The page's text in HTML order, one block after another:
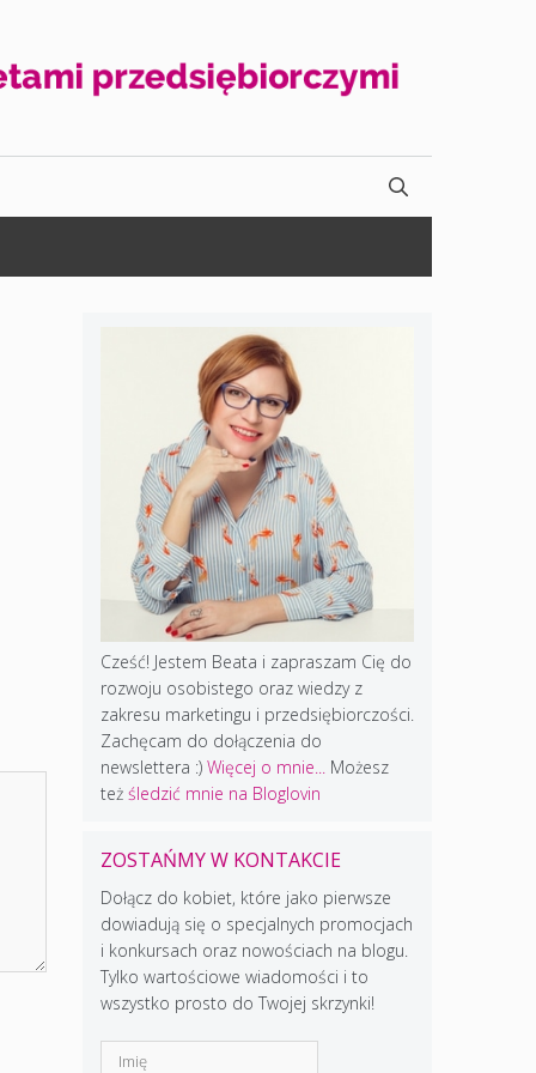
Cześć! Jestem Beata i zapraszam Cię do
rozwoju osobistego oraz wiedzy z
zakresu marketingu i przedsiębiorczości.
Zachęcam do dołączenia do
newslettera :) Więcej o mnie...
Możesz
też śledzić mnie na Bloglovin
ZOSTAŃMY W KONTAKCIE
Dołącz do kobiet, które jako pierwsze
dowiadują się o specjalnych promocjach
i konkursach oraz nowościach na blogu.
Tylko wartościowe wiadomości i to
wszystko prosto do Twojej skrzynki!